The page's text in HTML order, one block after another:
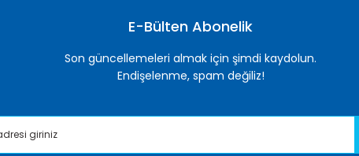
E-Bülten Abonelik
Son güncellemeleri almak için şimdi kaydolun.
Endişelenme, spam değiliz!